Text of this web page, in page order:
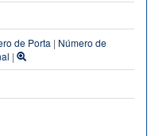
de Porta | Número de
|